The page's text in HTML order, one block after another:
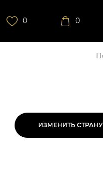
0 0
ИЗМЕНИТЬ СТРАНУ